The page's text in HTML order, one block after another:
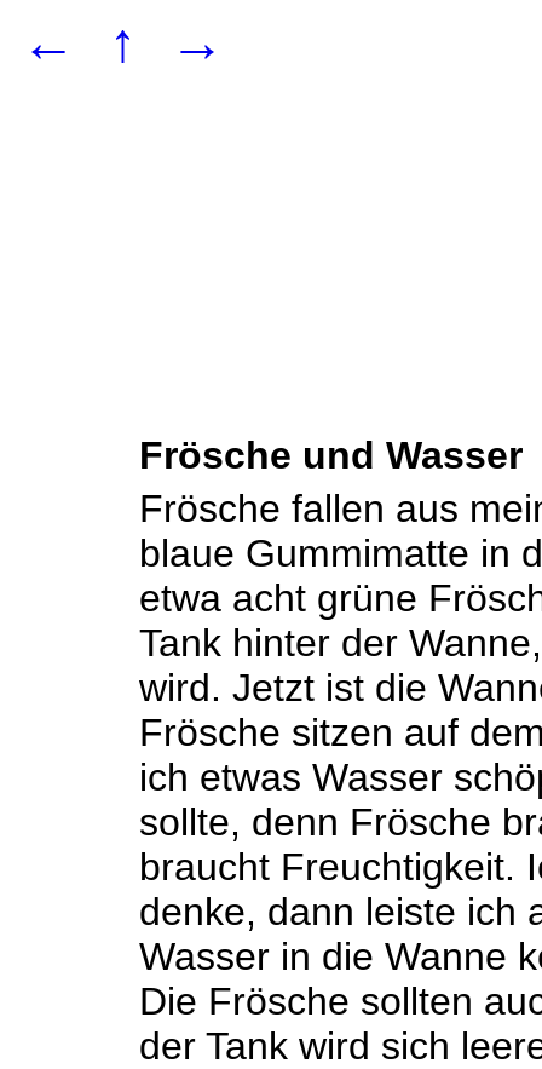
← ↑ →
Frösche und Wasser
Frösche fallen aus
blaue Gummimatte in
etwa acht grüne
Tank hinter der
wird. Jetzt ist die
Frösche sitzen auf
ich etwas Wasser
sollte, denn Frösche
braucht Freuchtigkeit.
denke, dann leiste ich
Wasser in die Wanne
Die Frösche sollten
der Tank wird sich